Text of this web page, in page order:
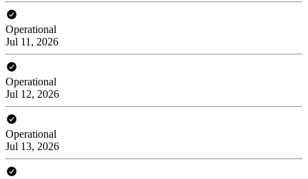
Operational
Jul 11, 2026
Operational
Jul 12, 2026
Operational
Jul 13, 2026